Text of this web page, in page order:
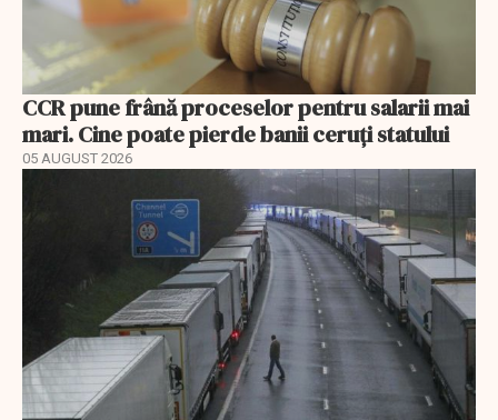
CCR pune frână proceselor pentru salarii mai
mari. Cine poate pierde banii ceruți statului
05 AUGUST 2026